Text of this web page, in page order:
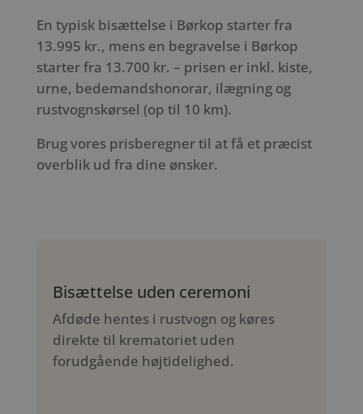
En typisk bisættelse i Børkop starter fra
13.995 kr., mens en begravelse i Børkop
starter fra 13.700 kr. – prisen er inkl. kiste,
urne, bedemandshonorar, ilægning og
rustvognskørsel (op til 10 km).
Brug vores prisberegner til at få et præcist
overblik ud fra dine ønsker.
Bisættelse uden ceremoni
Afdøde hentes i rustvogn og køres
direkte til krematoriet uden
forudgående højtidelighed.